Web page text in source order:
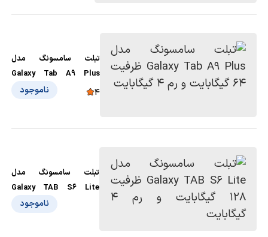
تبلت سامسونگ مدل
Galaxy Tab A9 Plus
4 ناموجود
تبلت سامسونگ مدل
Galaxy TAB S6 Lite
ناموجود